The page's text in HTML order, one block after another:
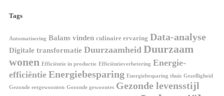
Tags
Automatisering Balans vinden culinaire ervaring Data-analyse
Digitale transformatie Duurzaamheid Duurzaam
wonen Efficiëntie in productie Efficiëntieverbetering Energie-
efficiëntie Energiebesparing Energiebesparing thuis Gezelligheid
Gezonde eetgewoonten Gezonde gewoontes Gezonde levensstijl